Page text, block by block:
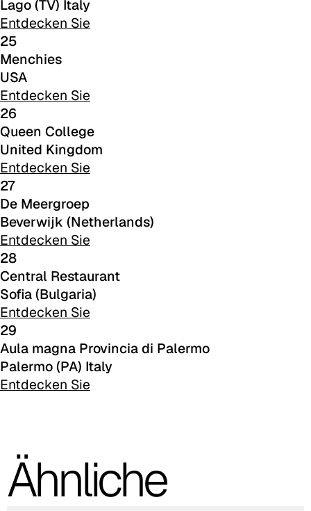
C 38L
C 380
Lago (TV) Italy
Entdecken Sie
25
Menchies
USA
Entdecken Sie
26
Queen College
United Kingdom
Entdecken Sie
27
De Meergroep
Beverwijk (Netherlands)
Entdecken Sie
28
Central Restaurant
Sofia (Bulgaria)
Entdecken Sie
29
Aula magna Provincia di Palermo
Palermo (PA) Italy
Entdecken Sie
Ähnliche